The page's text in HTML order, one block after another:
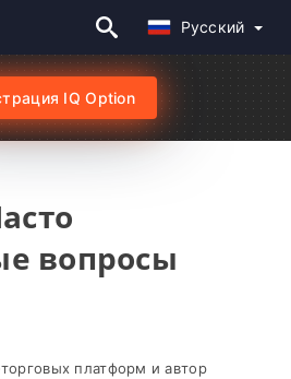
Русский
IQ Option
вопросы
платформ и автор